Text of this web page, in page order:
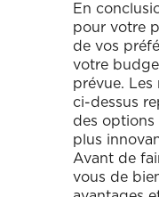
En
pour votre
de vos
votre
prévue. Les
ci-dessus
des options
plus
Avant de
vous de